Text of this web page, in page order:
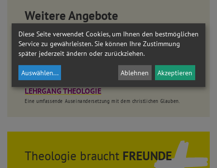
Weitere Angebote
Bleiben Sie dran!
WISSEN KOMPAKT
AKADEMIE AM DOM
LEHRGANG THEOLOGIE
Eine umfassende Auseinandersetzung mit dem christlichen Glauben.
Theologie braucht FREUNDE
Diese Seite verwendet Cookies, um Ihnen den bestmöglichen
Service zu gewährleisten. Sie können Ihre Zustimmung
später jederzeit ändern oder zurückziehen.
Auswählen... Ablehnen Akzeptieren